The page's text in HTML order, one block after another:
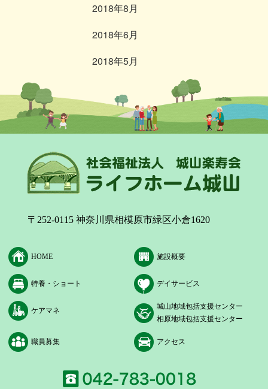
2018年8月
2018年6月
2018年5月
〒252-0115 神奈川県相模原市緑区小倉1620
HOME 施設概要
特養・ショート デイサービス
ケアマネ
城山地域包括支援センター
相原地域包括支援センター
職員募集 アクセス